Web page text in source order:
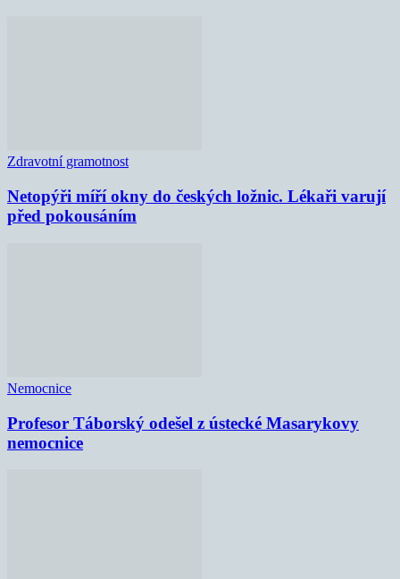
Zdravotní gramotnost
Netopýři míří okny do českých ložnic. Lékaři varují
před pokousáním
Nemocnice
Profesor Táborský odešel z ústecké Masarykovy
nemocnice